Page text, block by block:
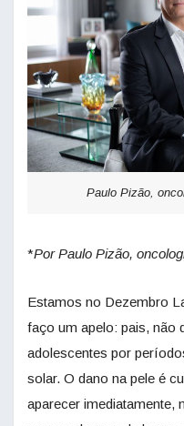
Paulo Pizão,
*Por Paulo Pizão,
Estamos no Dezembro
faço um apelo: pais, não
adolescentes por
solar. O dano na pele é
aparecer imediatamente,